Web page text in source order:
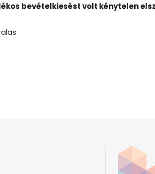
bevételkiesést volt kénytelen